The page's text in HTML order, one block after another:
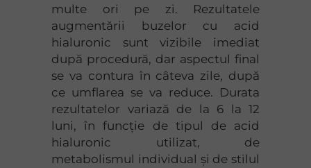
multe ori pe zi. Rezultatele
augmentării buzelor cu acid
hialuronic sunt vizibile imediat
după procedură, dar aspectul final
se va contura în câteva zile, după
ce umflarea se va reduce. Durata
rezultatelor variază de la 6 la 12
luni, în funcție de tipul de acid
hialuronic utilizat, de
metabolismul individual și de stilul